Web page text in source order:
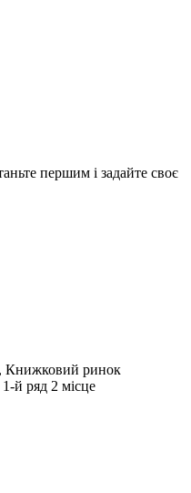
першим і задайте своє
Книжковий ринок
й ряд 2 місце